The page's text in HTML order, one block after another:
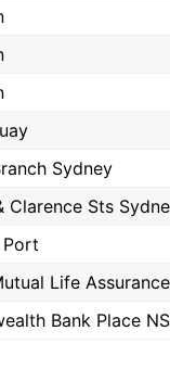
Sydney
Clarence Sts
Port
Life
Bank Place